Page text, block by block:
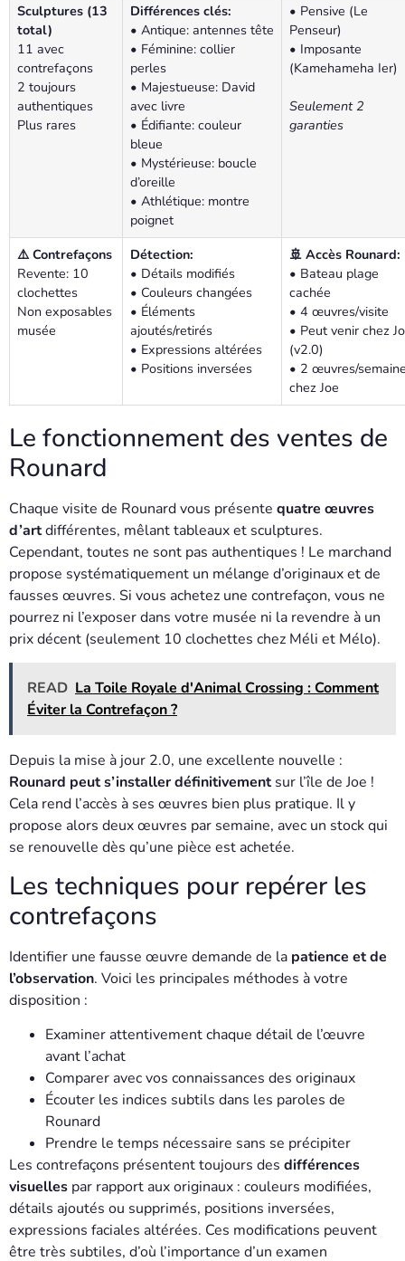
Sculptures (13
total)
11 avec
contrefaçons
2 toujours
authentiques
Plus rares
Différences clés:
• Antique: antennes tête
• Féminine: collier
perles
• Majestueuse: David
avec livre
• Édifiante: couleur
bleue
• Mystérieuse: boucle
d’oreille
• Athlétique: montre
poignet
• Pensive (Le
Penseur)
• Imposante
(Kamehameha Ier)
Seulement 2
garanties
⚠️ Contrefaçons
Revente: 10
clochettes
Non exposables
musée
Détection:
• Détails modifiés
• Couleurs changées
• Éléments
ajoutés/retirés
• Expressions altérées
• Positions inversées
🚢 Accès Rounard:
• Bateau plage
cachée
• 4 œuvres/visite
• Peut venir chez
(v2.0)
• 2 œuvres/
chez Joe
Le fonctionnement des ventes de
Rounard
Chaque visite de Rounard vous présente quatre œuvres
d’artdifférentes, mêlant tableaux et sculptures.
Cependant, toutes ne sont pas authentiques ! Le marchand
propose systématiquement un mélange d’originaux et de
fausses œuvres. Si vous achetez une contrefaçon, vous ne
pourrez ni l’exposer dans votre musée ni la revendre à un
prix décent (seulement 10 clochettes chez Méli et Mélo).
READ La Toile Royale d'Animal Crossing : Comment
Éviter la Contrefaçon ?
Depuis la mise à jour 2.0, une excellente nouvelle :
Rounard peut s’installer définitivementsur l’île de Joe !
Cela rend l’accès à ses œuvres bien plus pratique. Il y
propose alors deux œuvres par semaine, avec un stock qui
se renouvelle dès qu’une pièce est achetée.
Les techniques pour repérer les
contrefaçons
Identifier une fausse œuvre demande de la patience et de
l’observation. Voici les principales méthodes à votre
disposition :
Examiner attentivement chaque détail de l’œuvre
avant l’achat
Comparer avec vos connaissances des originaux
Écouter les indices subtils dans les paroles de
Rounard
Prendre le temps nécessaire sans se précipiter
Les contrefaçons présentent toujours des différences
visuelles par rapport aux originaux : couleurs modifiées,
détails ajoutés ou supprimés, positions inversées,
expressions faciales altérées. Ces modifications peuvent
être très subtiles, d’où l’importance d’un examen